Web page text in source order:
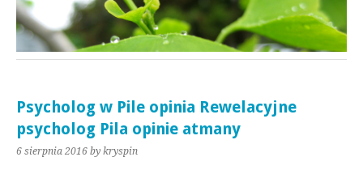
Psycholog w Pile opinia Rewelacyjne
psycholog Pila opinie atmany
6 sierpnia 2016 by kryspin